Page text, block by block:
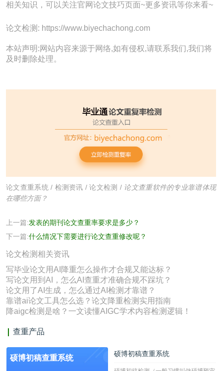
相关知识，可以关注官网论文技巧页面~更多资讯等你来看~
论文检测: https://www.biyechachong.com
本站声明:网站内容来源于网络,如有侵权,请联系我们,我们将
及时删除处理。
论文查重系统/ 检测资讯 /论文检测 / 论文查重软件的专业靠谱体现
在哪些方面？
上一篇:发表的期刊论文查重率要求是多少？
下一篇:什么情况下需要进行论文查重修改呢？
论文检测相关资讯
写毕业论文用AI降重怎么操作才合规又能达标？
写论文用到AI，怎么AI查重才准确合规不踩坑？
论文用了AI生成，怎么通过AI检测才靠谱？
靠谱ai论文工具怎么选？论文降重检测实用指南
降aigc检测是啥？一文读懂AIGC学术内容检测逻辑！
查重产品
硕博初稿查重系统 硕博初稿查重系统